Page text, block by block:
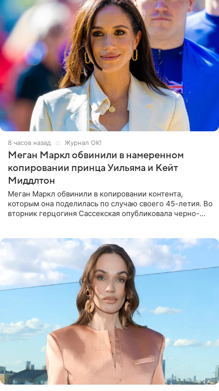
8 часов назад Журнал OK!
Меган Маркл обвинили в намеренном
копировании принца Уильяма и Кейт
Миддлтон
Меган Маркл обвинили в копировании контента,
которым она поделилась по случаю своего 45-летия. Во
вторник герцогиня Сассекская опубликовала черно-